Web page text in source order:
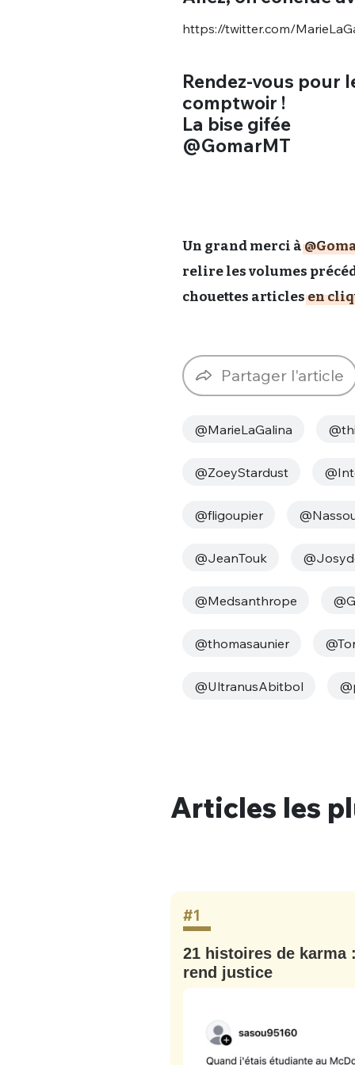
https://twitter.com/
Rendez-vous pour
comptwoir !
La bise gifée
@GomarMT
Un grand merci à
relire les volumes
chouettes articlesen
Partager l'article
@MarieLaGalina
@ZoeyStardust
@fligoupier
@JeanTouk
@Medsanthrope
@thomasaunier
@UltranusAbitbol
Articles les
#1
21 histoires de karma
rend justice
JE
tweets